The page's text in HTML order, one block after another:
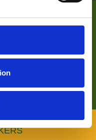
achter Bezoek De